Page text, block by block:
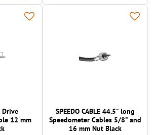
Drive
12 mm
SPEEDO CABLE 44.5" long
Speedometer Cables 5/8" and
16 mm Nut Black